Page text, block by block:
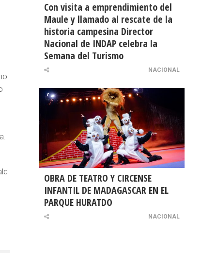
Con visita a emprendimiento del
Maule y llamado al rescate de la
historia campesina Director
Nacional de INDAP celebra la
Semana del Turismo
NACIONAL
OBRA DE TEATRO Y CIRCENSE
INFANTIL DE MADAGASCAR EN EL
PARQUE HURATDO
NACIONAL